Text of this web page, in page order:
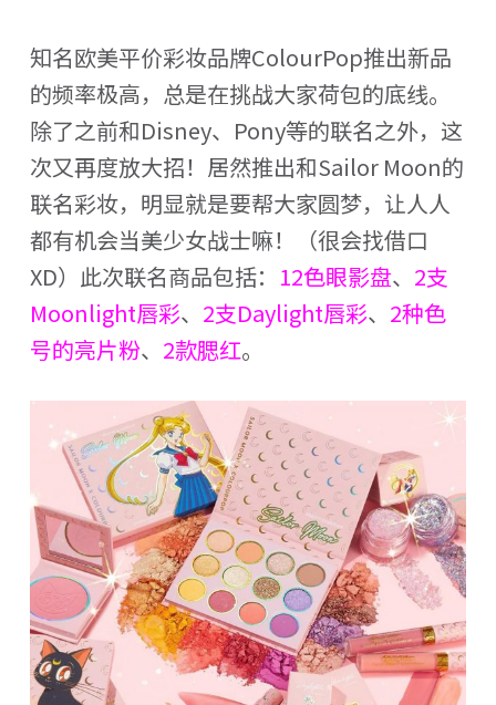
知名欧美平价彩妆品牌ColourPop推出新品
的频率极高，总是在挑战大家荷包的底线。
除了之前和Disney、Pony等的联名之外，这
次又再度放大招！居然推出和Sailor Moon的
联名彩妆，明显就是要帮大家圆梦，让人人
都有机会当美少女战士嘛！（很会找借口
XD）此次联名商品包括： 12色眼影盘、 2支
Moonlight唇彩、 2支Daylight唇彩、 2种色
号的亮片粉、 2款腮红。